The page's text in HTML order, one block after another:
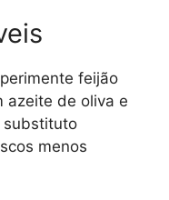
feijão
azeite de oliva e
substituto
menos